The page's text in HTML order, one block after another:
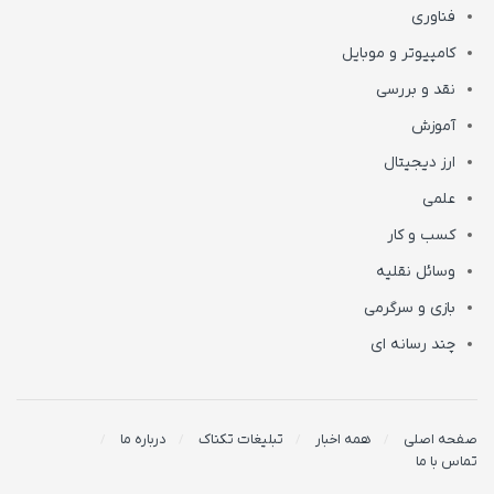
فناوری
کامپیوتر و موبایل
نقد و بررسی
آموزش
ارز دیجیتال
علمی
کسب و کار
وسائل نقلیه
بازی و سرگرمی
چند رسانه ای
صفحه اصلی همه اخبار تبلیغات تکناک
درباره ما
تماس با ما